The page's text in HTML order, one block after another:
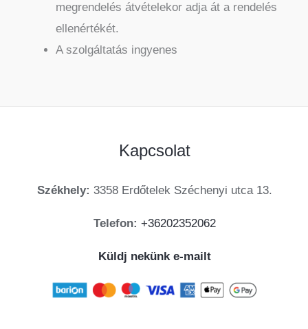
megrendelés átvételekor adja át a rendelés
ellenértékét.
A szolgáltatás ingyenes
Kapcsolat
Székhely: 3358 Erdőtelek Széchenyi utca 13.
Telefon: +36202352062
Küldj nekünk e-mailt